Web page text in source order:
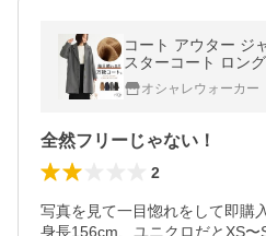
コート アウター ジ
スターコート ロン
体型カバー 大きめ
可」「40」
オシャレウォーカー
全然フリーじゃない！
2
写真を見て一目惚れをして即購
身長156cm、ユニクロだとXS〜